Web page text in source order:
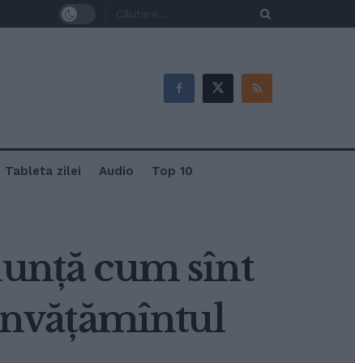
Tableta zilei Audio Top 10
cum sînt